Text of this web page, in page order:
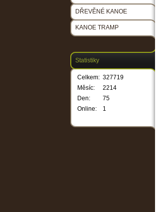
DŘEVĚNÉ KANOE
KANOE TRAMP
Statistiky
Online: 1
Celkem: 327719
Měsíc:
2214
Den:
75